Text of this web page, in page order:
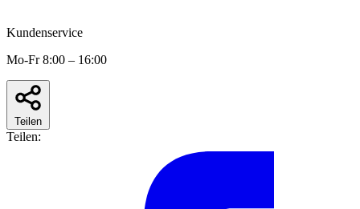
Kundenservice
Mo-Fr 8:00 – 16:00
Teilen
Teilen: